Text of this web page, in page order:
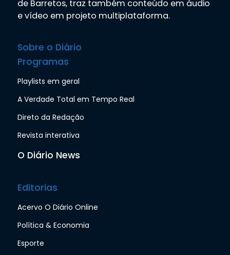
de Barretos, traz também conteúdo em áudio
e vídeo em projeto multiplataforma.
Sobre o Diário
Programas
Playlists em geral
A Verdade Total em Tempo Real
Direto da Redação
Revista interativa
O Diário News
Editorias
Acervo O Diário Online
Política & Economia
Esporte